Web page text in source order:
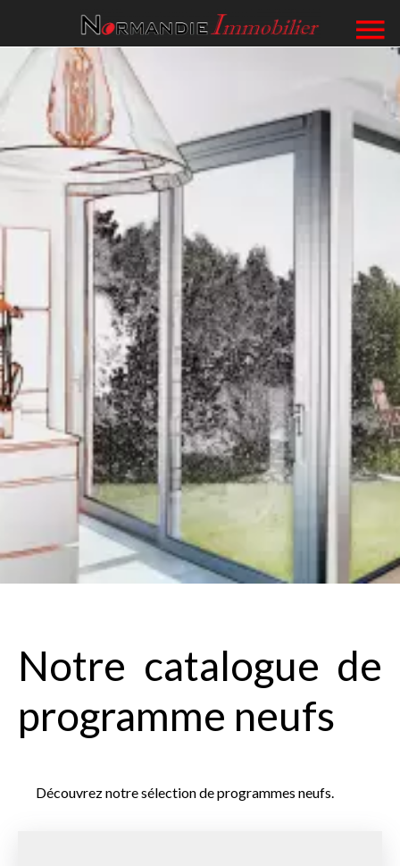
Notre catalogue de
programme neufs
Découvrez notre sélection de programmes neufs.